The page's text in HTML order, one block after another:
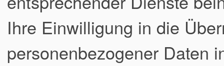
Ihre Einwilligung in die
personenbezogener Daten